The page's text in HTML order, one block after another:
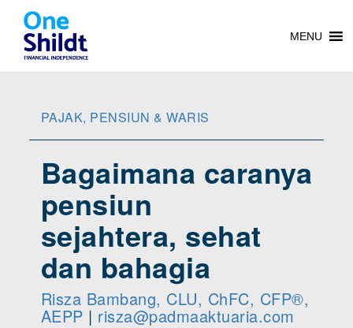
MENU
PAJAK, PENSIUN & WARIS
Bagaimana caranya
pensiun
sejahtera, sehat
dan bahagia
Risza Bambang, CLU, ChFC, CFP®,
AEPP | risza@padmaaktuaria.com